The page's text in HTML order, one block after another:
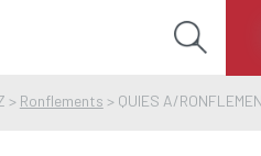
> Ronflements > QUIES A/